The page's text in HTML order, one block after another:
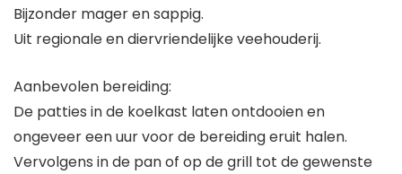
Bijzonder mager en sappig.
Uit regionale en diervriendelijke veehouderij.
Aanbevolen bereiding:
De patties in de koelkast laten ontdooien en
ongeveer een uur voor de bereiding eruit halen.
Vervolgens in de pan of op de grill tot de gewenste